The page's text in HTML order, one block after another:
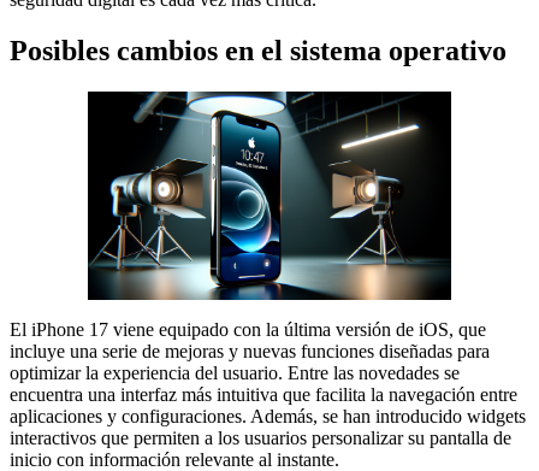
Posibles cambios en el sistema operativo
El iPhone 17 viene equipado con la última versión de iOS, que
incluye una serie de mejoras y nuevas funciones diseñadas para
optimizar la experiencia del usuario. Entre las novedades se
encuentra una interfaz más intuitiva que facilita la navegación entre
aplicaciones y configuraciones. Además, se han introducido widgets
interactivos que permiten a los usuarios personalizar su pantalla de
inicio con información relevante al instante.